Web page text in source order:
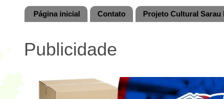
Página inicial Contato Projeto Cultural
Publicidade